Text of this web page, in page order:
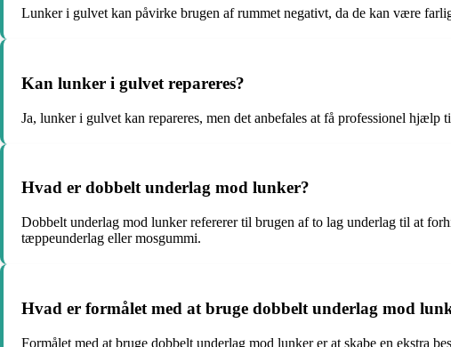
Lunker i gulvet kan påvirke brugen af rummet negativt, da de kan være
Kan lunker i gulvet repareres?
Ja, lunker i gulvet kan repareres, men det anbefales at få professionel hjælp
Hvad er dobbelt underlag mod lunker?
Dobbelt underlag mod lunker refererer til brugen af to lag underlag til at
tæppeunderlag eller mosgummi.
Hvad er formålet med at bruge dobbelt underlag mod
Formålet med at bruge dobbelt underlag mod lunker er at skabe en ekstra